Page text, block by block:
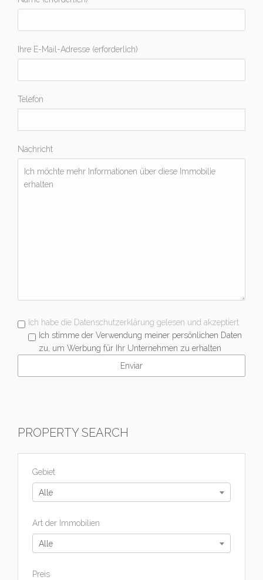
Ihre E-Mail-Adresse (erforderlich)
Telefon
Nachricht
Ich habe die Datenschutzerklärung gelesen und akzeptiert
Ich stimme der Verwendung meiner persönlichen Daten
zu, um Werbung für Ihr Unternehmen zu erhalten
PROPERTY SEARCH
Gebiet
Alle
Art der Immobilien
Alle
Preis